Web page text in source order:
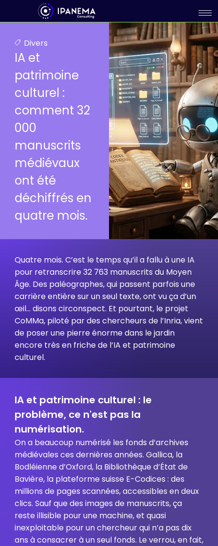
Divers
IA et
patrimoine
culturel :
comment 32
000
manuscrits
médiévaux
ont été
déchiffrés en
quatre mois.
Quatre mois. C’est le temps qu’il a fallu à une IA
pour retranscrire 32 763 manuscrits du Moyen
Âge. Des paléographes, qui passent parfois une
carrière entière sur un seul texte, ont vu ça d’un
œil… disons circonspect. Et pourtant, le projet
CoMMa, piloté par des chercheurs de l’Inria, vient
de poser une pierre énorme dans le jardin
encore très en friche de l’IA et patrimoine
culturel.
IA et patrimoine culturel : le
problème, ce n'est pas la
numérisation.
On a beaucoup numérisé les fonds d’archives
médiévales ces dernières années. Gallica, la
Bodléienne d’Oxford, la Bibliothèque d’État de
Bavière, la plateforme suisse E-Codices : des
millions de pages scannées, accessibles en deux
clics. Sauf que des images de manuscrits, ça
reste illisible pour une machine, et quasi
inexploitable pour un chercheur qui n’a pas dix
ans à consacrer à un seul fonds. Le verrou, en fait,